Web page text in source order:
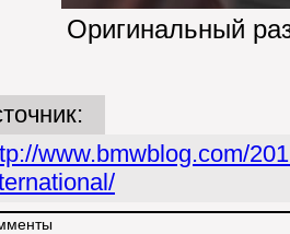
Оригинальный
www.bmwblog.com/